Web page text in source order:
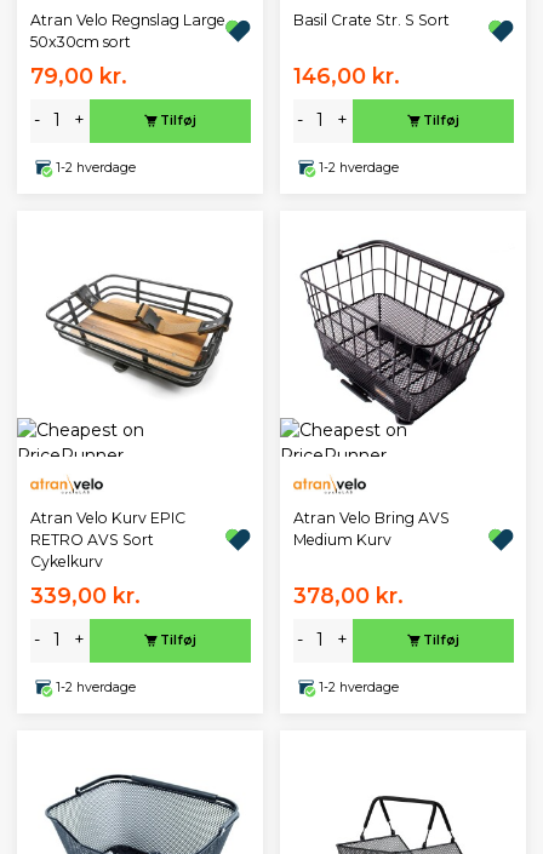
Atran Velo Regnslag Large
50x30cm sort
79,00 kr.
- + Tilføj
1-2 hverdage
Basil Crate Str. S Sort
146,00 kr.
- + Tilføj
1-2 hverdage
Atran Velo Kurv EPIC
RETRO AVS Sort
Cykelkurv
339,00 kr.
- + Tilføj
1-2 hverdage
Atran Velo Bring AVS
Medium Kurv
378,00 kr.
- + Tilføj
1-2 hverdage